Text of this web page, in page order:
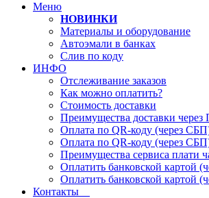
Меню
НОВИНКИ
Материалы и оборудование
Автоэмали в банках
Слив по коду
ИНФО
Отслеживание заказов
Как можно оплатить?
Стоимость доставки
Преимущества доставки
Оплата по QR-коду (через
Оплата по QR-коду (через
Преимущества сервиса плати
Оплатить банковской картой
Оплатить банковской картой
Контакты